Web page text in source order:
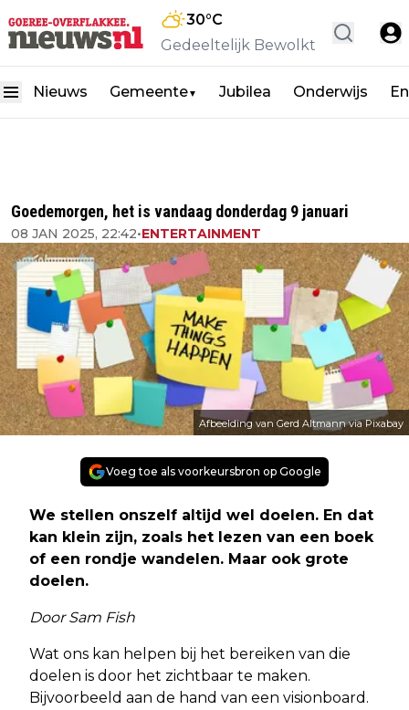
30°C
Gedeeltelijk Bewolkt
Nieuws Gemeente▼ Jubilea Onderwijs
Goedemorgen, het is vandaag donderdag 9 januari
08 JAN 2025, 22:42•ENTERTAINMENT
Afbeelding van Gerd Altmann via Pixabay
Voeg toe als voorkeursbron op Google
We stellen onszelf altijd wel doelen. En dat
kan klein zijn, zoals het lezen van een boek
of een rondje wandelen. Maar ook grote
doelen.
Door Sam Fish
Wat ons kan helpen bij het bereiken van die
doelen is door het zichtbaar te maken.
Bijvoorbeeld aan de hand van een visionboard.